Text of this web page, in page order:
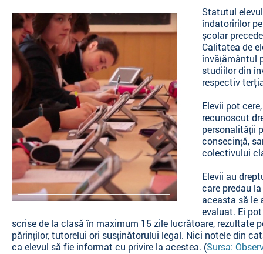
Statutul
îndatoririlor
școlar
Calitatea de
învățământul
studiilor din
respectiv
Elevii pot
recunoscut
personalității
consecință,
colectivului
Elevii au
care predau
aceasta să le
evaluat. Ei
scrise de la clasă în maximum 15 zile lucrătoare, rezultate
părinților, tutorelui ori susținătorului legal. Nici notele din
ca elevul să fie informat cu privire la acestea. (Sursa: